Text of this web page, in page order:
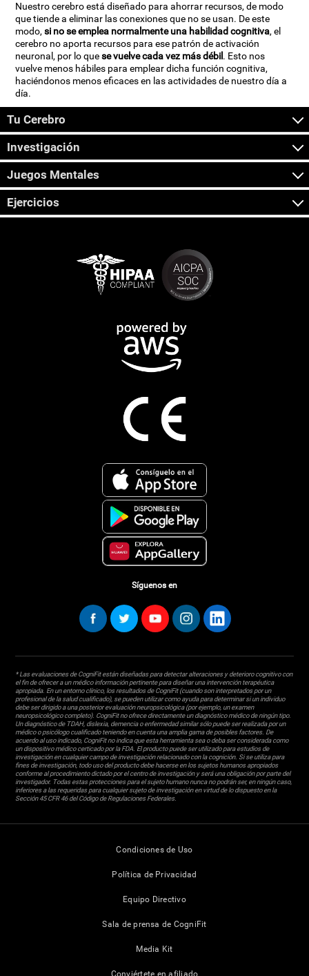
Nuestro cerebro está diseñado para ahorrar recursos, de modo
que tiende a eliminar las conexiones que no se usan. De este
modo,si no se emplea normalmente una habilidad cognitiva, el
cerebro no aporta recursos para ese patrón de activación
neuronal, por lo quese vuelve cada vez más débil . Esto nos
vuelve menos hábiles para emplear dicha función cognitiva,
haciéndonos menos eficaces en las actividades de nuestro día a
día.
Tu Cerebro
Investigación
Juegos Mentales
Ejercicios
Síguenos en
* Las evaluaciones de CogniFit están diseñadas para detectar alteraciones y deterioro cognitivo con
el fin de ofrecer a un médico información pertinente para diseñar una intervención terapéutica
apropiada. En un entorno clínico, los resultados de CogniFit (cuando son interpretados por un
profesional de la salud cualificado), se pueden utilizar como ayuda para determinar si un individuo
debe ser dirigido a una posterior evaluación neuropsicológica (por ejemplo, un examen
neuropsicológico completo). CogniFit no ofrece directamente un diagnóstico médico de ningún tipo.
Un diagnóstico de TDAH, dislexia, demencia o enfermedad similar sólo puede ser realizada por un
médico o psicólogo cualificado teniendo en cuenta una amplia gama de posibles factores. De
acuerdo al uso indicado, CogniFit no indica que esta herramienta sea o deba ser considerada como
un dispositivo médico certicado por la FDA. El producto puede ser utilizado para estudios de
investigación en cualquier campo de investigación relacionado con la cognición. Si se utiliza para
fines de investigación, todo uso del producto debe hacerse en los sujetos humanos apropiados
conforme al procedimiento dictado por el centro de investigación y será una obligación por parte del
investigador. Todas estas protecciones para el sujeto humano nunca no podrán ser, en ningún caso,
inferiores a las requeridas para cualquier sujeto de investigación en virtud de lo dispuesto en la
Sección 45 CFR 46 del Código de Regulaciones Federales.
Condiciones de Uso
Política de Privacidad
Equipo Directivo
Sala de prensa de CogniFit
Media Kit